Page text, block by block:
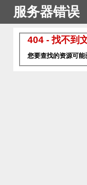
服务器错误
404 - 找不到
您要查找的资源可能